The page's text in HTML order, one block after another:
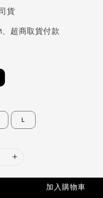
貨
、超商取貨付款
L
加入購物車